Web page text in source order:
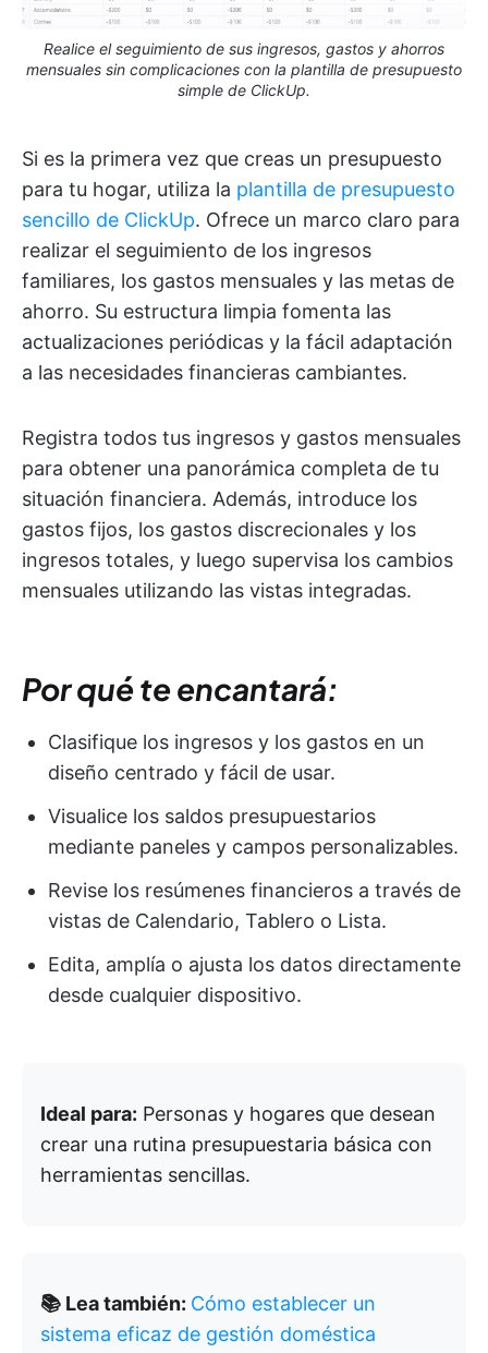
Realice el seguimiento de sus ingresos, gastos y ahorros
mensuales sin complicaciones con la plantilla de presupuesto
simple de ClickUp.
Si es la primera vez que creas un presupuesto
para tu hogar, utiliza la plantilla de presupuesto
sencillo de ClickUp. Ofrece un marco claro para
realizar el seguimiento de los ingresos
familiares, los gastos mensuales y las metas de
ahorro. Su estructura limpia fomenta las
actualizaciones periódicas y la fácil adaptación
a las necesidades financieras cambiantes.
Registra todos tus ingresos y gastos mensuales
para obtener una panorámica completa de tu
situación financiera. Además, introduce los
gastos fijos, los gastos discrecionales y los
ingresos totales, y luego supervisa los cambios
mensuales utilizando las vistas integradas.
Por qué te encantará:
Clasifique los ingresos y los gastos en un
diseño centrado y fácil de usar.
Visualice los saldos presupuestarios
mediante paneles y campos personalizables.
Revise los resúmenes financieros a través de
vistas de Calendario, Tablero o Lista.
Edita, amplía o ajusta los datos directamente
desde cualquier dispositivo.
Ideal para: Personas y hogares que desean
crear una rutina presupuestaria básica con
herramientas sencillas.
📚 Lea también: Cómo establecer un
sistema eficaz de gestión doméstica